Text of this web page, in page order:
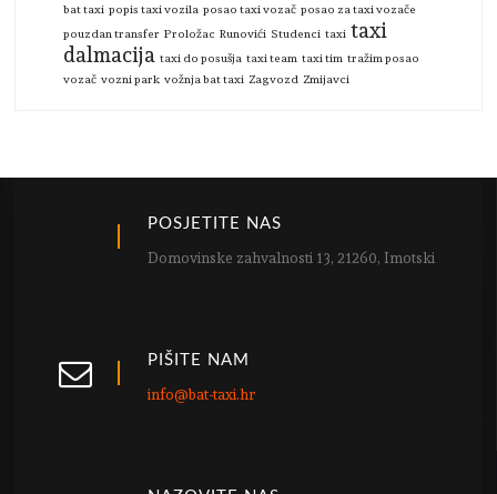
bat taxi popis taxi vozila posao taxi vozač posao za taxi vozače
pouzdan transfer Proložac Runovići Studenci taxi taxi
dalmacija taxi do posušja taxi team taxi tim tražim posao
vozač vozni park vožnja bat taxi Zagvozd Zmijavci
POSJETITE NAS
Domovinske zahvalnosti 13, 21260, Imotski
PIŠITE NAM
info@bat-taxi.hr